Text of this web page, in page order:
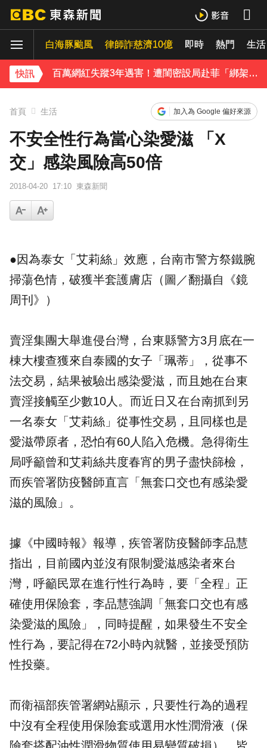
白海豚颱風 律師詐慈濟10億 即時 熱門 生活
快訊
庹宗康資產全給老婆！「名下只剩1台車」結婚15年保鮮秘訣曝
百萬網紅失蹤3年遇害！遭閨密設局赴菲「綁架撕票」千萬贖金救不回
下載東森App，隨時掌握天下大小事！
首頁 生活 加入為 Google 偏好來源
不安全性行為當心染愛滋 「X
交」感染風險高50倍
2018-04-20 17:10 東森新聞
●因為泰女 「艾莉絲」效應，台南市警方祭鐵腕
掃蕩色情，破獲半套護膚店（圖／翻攝自《鏡
周刊》）
賣淫集團大舉進侵台灣，台東縣警方3月底在一
棟大樓查獲來自泰國的女子「珮蒂」，從事不
法交易，結果被驗出感染愛滋 ，而且她在台東
賣淫接觸至少數10人。而近日又在台南抓到另
一名泰女「艾莉絲」從事性交易，且同樣也是
愛滋帶原者，恐怕有60人陷入危機。急得衛生
局呼籲曾和艾莉絲共度春宵的男子盡快篩檢，
而疾管署防疫醫師直言「無套口交也有感染愛
滋的風險」。
據《中國時報》報導，疾管署防疫醫師李品慧
指出，目前國內並沒有限制愛滋感染者來台
灣，呼籲民眾在進行性行為時，要「全程」正
確使用保險套，李品慧強調「無套口交也有感
染愛滋的風險」，同時提醒，如果發生不安全
性行為，要記得在72小時內就醫，並接受預防
性投藥。
而衛福部疾管署網站顯示，只要性行為的過程
中沒有全程使用保險套或選用水性潤滑液（保